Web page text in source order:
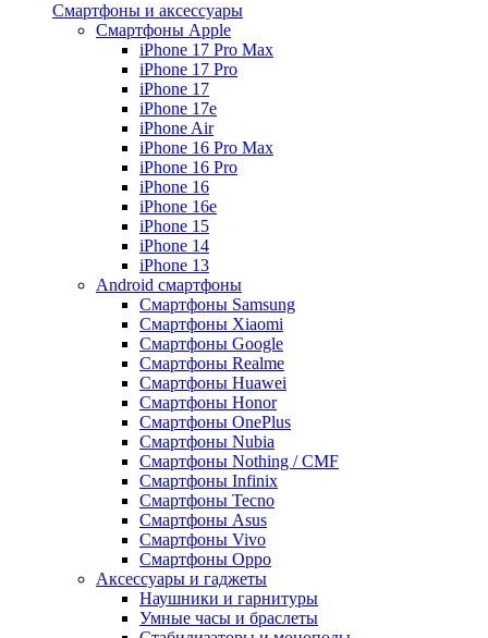
Смартфоны и аксессуары
Смартфоны Apple
iPhone 17 Pro Max
iPhone 17 Pro
iPhone 17
iPhone 17e
iPhone Air
iPhone 16 Pro Max
iPhone 16 Pro
iPhone 16
iPhone 16e
iPhone 15
iPhone 14
iPhone 13
Android cмартфоны
Смартфоны Samsung
Смартфоны Xiaomi
Смартфоны Google
Смартфоны Realme
Смартфоны Huawei
Смартфоны Honor
Смартфоны OnePlus
Смартфоны Nubia
Смартфоны Nothing / CMF
Смартфоны Infinix
Смартфоны Tecno
Смартфоны Asus
Смартфоны Vivo
Смартфоны Oppo
Аксессуары и гаджеты
Наушники и гарнитуры
Умные часы и браслеты